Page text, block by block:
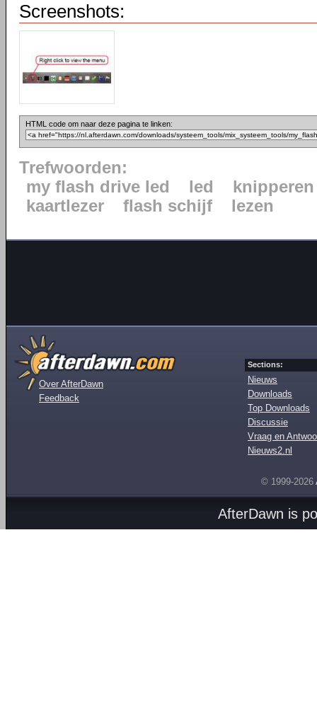
Screenshots:
HTML code om naar deze pagina te linken:
Trefwoorden:
my flash drive led
led
knipperen
kaartlezer
flash schijf lezen
Over AfterDawn
Feedback
Sections:
Nieuws
Downloads
Top Downloads
Discussie
Vraag en
Nieuws2.nl
© 1999-2026
AfterDawn is